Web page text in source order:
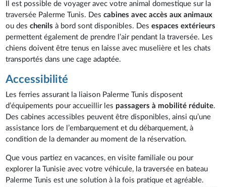
Il est possible de voyager avec votre animal domestique sur la
traversée Palerme Tunis. Descabines avec accès aux animaux
ou deschenils à bord sont disponibles. Desespaces extérieurs
permettent également de prendre l’air pendant la traversée. Les
chiens doivent être tenus en laisse avec muselière et les chats
transportés dans une cage adaptée.
Accessibilité
Les ferries assurant la liaison Palerme Tunis disposent
d’équipements pour accueillir les passagers à mobilité réduite.
Des cabines accessibles peuvent être disponibles, ainsi qu’une
assistance lors de l’embarquement et du débarquement, à
condition de la demander au moment de la réservation.
Que vous partiez en vacances, en visite familiale ou pour
explorer la Tunisie avec votre véhicule, la traversée en bateau
Palerme Tunis est une solution à la fois pratique et agréable.